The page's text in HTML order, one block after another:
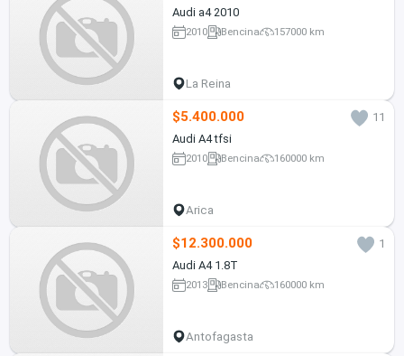
Audi a4 2010
2010 Bencina 157000 km
La Reina
$5.400.000
11
Audi A4 tfsi
2010 Bencina 160000 km
Arica
$12.300.000
1
Audi A4 1.8T
2013 Bencina 160000 km
Antofagasta